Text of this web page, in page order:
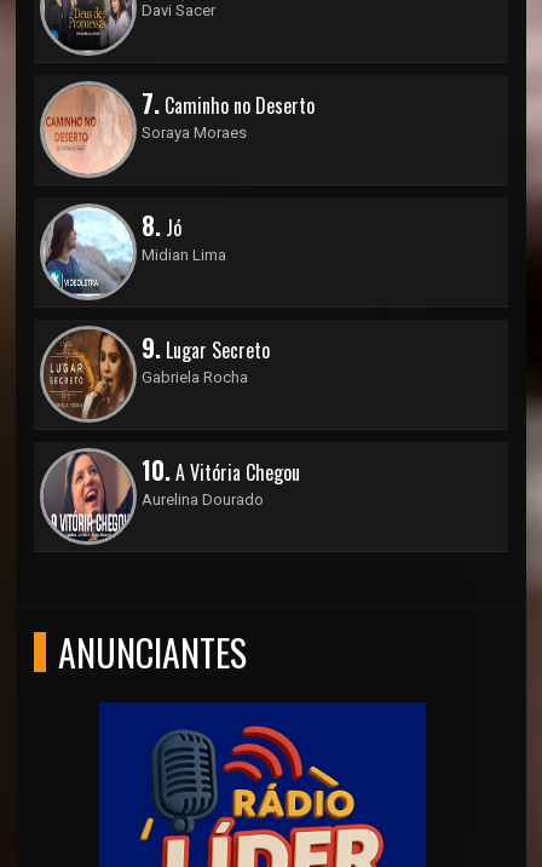
Davi Sacer
7. Caminho no Deserto
Soraya Moraes
8. Jó
Midian Lima
9. Lugar Secreto
Gabriela Rocha
10.A Vitória Chegou
Aurelina Dourado
ANUNCIANTES